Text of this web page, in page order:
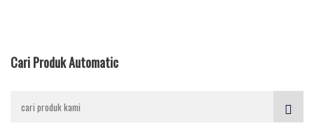
Cari Produk Automatic